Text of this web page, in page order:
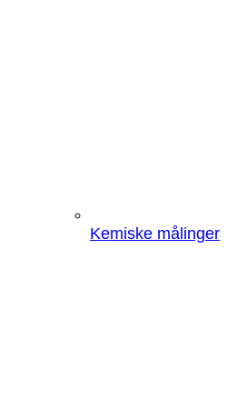
Kemiske målinger